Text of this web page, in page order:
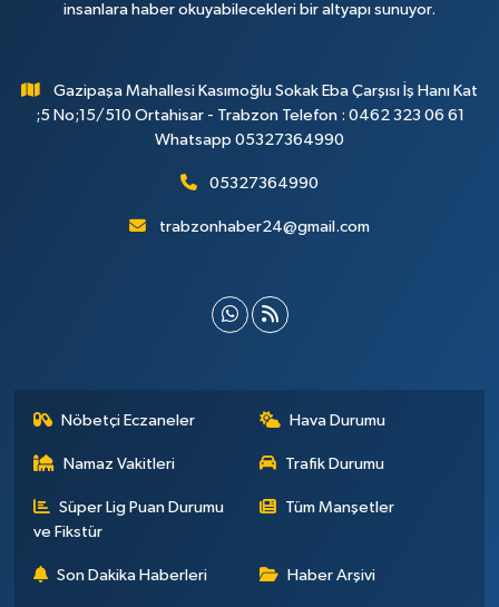
insanlara haber okuyabilecekleri bir altyapı sunuyor.
Gazipaşa Mahallesi Kasımoğlu Sokak Eba Çarşısı İş Hanı Kat
;5 No;15/510 Ortahisar - Trabzon Telefon : 0462 323 06 61
Whatsapp 05327364990
05327364990
trabzonhaber24@gmail.com
Nöbetçi Eczaneler Hava Durumu
Namaz Vakitleri Trafik Durumu
Süper Lig Puan Durumu
ve Fikstür
Tüm Manşetler
Son Dakika Haberleri Haber Arşivi